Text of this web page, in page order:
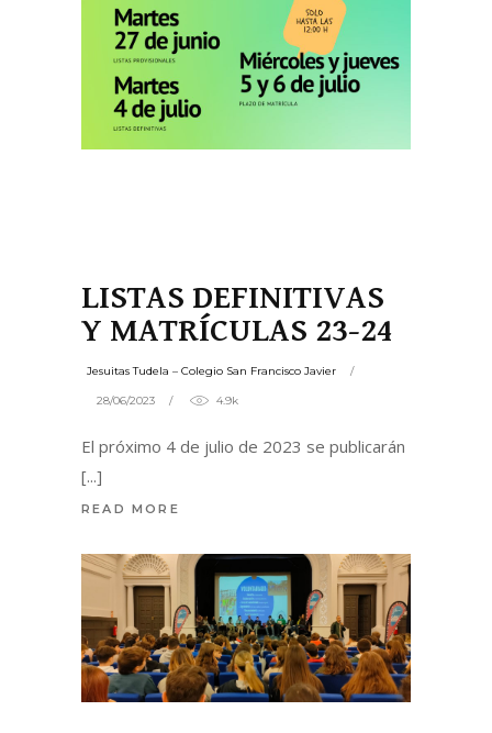
LISTAS DEFINITIVAS
Y MATRÍCULAS 23-24
Jesuitas Tudela – Colegio San Francisco Javier
28/06/2023 4.9k
El próximo 4 de julio de 2023 se publicarán
READ MORE